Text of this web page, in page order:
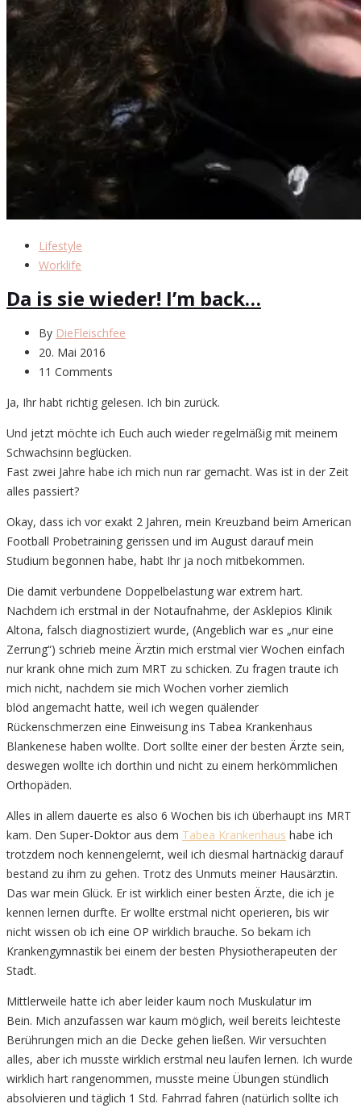
Lifestyle
Worklife
Da is sie wieder! I’m back…
By DieFleischfee
20. Mai 2016
11 Comments
Ja, Ihr habt richtig gelesen. Ich bin zurück.
Und jetzt möchte ich Euch auch wieder regelmäßig mit meinem
Schwachsinn beglücken.
Fast zwei Jahre habe ich mich nun rar gemacht. Was ist in der Zeit
alles passiert?
Okay, dass ich vor exakt 2 Jahren, mein Kreuzband beim American
Football Probetraining gerissen und im August darauf mein
Studium begonnen habe, habt Ihr ja noch mitbekommen.
Die damit verbundene Doppelbelastung war extrem hart.
Nachdem ich erstmal in der Notaufnahme, der Asklepios Klinik
Altona, falsch diagnostiziert wurde, (Angeblich war es „nur eine
Zerrung“) schrieb meine Ärztin mich erstmal vier Wochen einfach
nur krank ohne mich zum MRT zu schicken. Zu fragen traute ich
mich nicht, nachdem sie mich Wochen vorher ziemlich
blöd angemacht hatte, weil ich wegen quälender
Rückenschmerzen eine Einweisung ins Tabea Krankenhaus
Blankenese haben wollte. Dort sollte einer der besten Ärzte sein,
deswegen wollte ich dorthin und nicht zu einem herkömmlichen
Orthopäden.
Alles in allem dauerte es also 6 Wochen bis ich überhaupt ins MRT
kam. Den Super-Doktor aus dem Tabea Krankenhaus habe ich
trotzdem noch kennengelernt, weil ich diesmal hartnäckig darauf
bestand zu ihm zu gehen. Trotz des Unmuts meiner Hausärztin.
Das war mein Glück. Er ist wirklich einer besten Ärzte, die ich je
kennen lernen durfte. Er wollte erstmal nicht operieren, bis wir
nicht wissen ob ich eine OP wirklich brauche. So bekam ich
Krankengymnastik bei einem der besten Physiotherapeuten der
Stadt.
Mittlerweile hatte ich aber leider kaum noch Muskulatur im
Bein. Mich anzufassen war kaum möglich, weil bereits leichteste
Berührungen mich an die Decke gehen ließen. Wir versuchten
alles, aber ich musste wirklich erstmal neu laufen lernen. Ich wurde
wirklich hart rangenommen, musste meine Übungen stündlich
absolvieren und täglich 1 Std. Fahrrad fahren (natürlich sollte ich